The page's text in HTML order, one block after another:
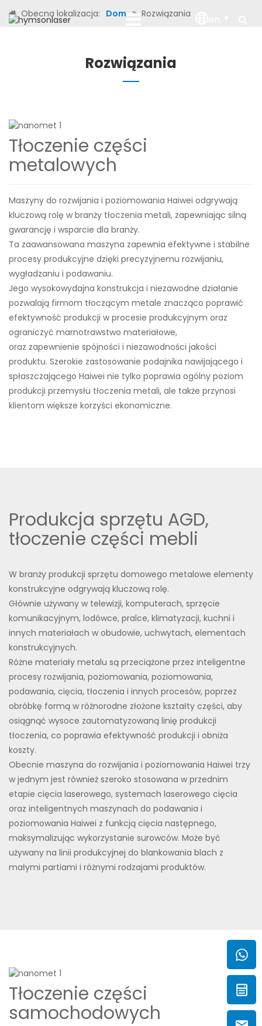
Obecna lokalizacja: Dom Rozwiązania
Rozwiązania
Tłoczenie części
metalowych
Maszyny do rozwijania i poziomowania Haiwei odgrywają
kluczową rolę w branży tłoczenia metali, zapewniając silną
gwarancję i wsparcie dla branży.
Ta zaawansowana maszyna zapewnia efektywne i stabilne
procesy produkcyjne dzięki precyzyjnemu rozwijaniu,
wygładzaniu i podawaniu.
Jego wysokowydajna konstrukcja i niezawodne działanie
pozwalają firmom tłoczącym metale znacząco poprawić
efektywność produkcji w procesie produkcyjnym oraz
ograniczyć marnotrawstwo materiałowe,
oraz zapewnienie spójności i niezawodności jakości
produktu. Szerokie zastosowanie podajnika nawijającego i
spłaszczającego Haiwei nie tylko poprawia ogólny poziom
produkcji przemysłu tłoczenia metali, ale także przynosi
klientom większe korzyści ekonomiczne.
Produkcja sprzętu AGD,
tłoczenie części mebli
W branży produkcji sprzętu domowego metalowe elementy
konstrukcyjne odgrywają kluczową rolę.
Głównie używany w telewizji, komputerach, sprzęcie
komunikacyjnym, lodówce, pralce, klimatyzacji, kuchni i
innych materiałach w obudowie, uchwytach, elementach
konstrukcyjnych.
Różne materiały metalu są przeciążone przez inteligentne
procesy rozwijania, poziomowania, poziomowania,
podawania, cięcia, tłoczenia i innych procesów, poprzez
obróbkę formą w różnorodne złożone kształty części, aby
osiągnąć wysoce zautomatyzowaną linię produkcji
tłoczenia, co poprawia efektywność produkcji i obniża
koszty.
Obecnie maszyna do rozwijania i poziomowania Haiwei trzy
w jednym jest również szeroko stosowana w przednim
etapie cięcia laserowego, systemach laserowego cięcia
oraz inteligentnych maszynach do podawania i
poziomowania Haiwei z funkcją cięcia następnego,
maksymalizując wykorzystanie surowców. Może być
używany na linii produkcyjnej do blankowania blach z
małymi partiami i różnymi rodzajami produktów.
Tłoczenie części
samochodowych